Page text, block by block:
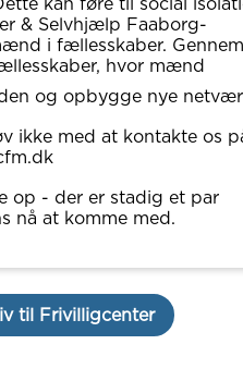
& Selvhjælp Faaborg-
i fællesskaber. Gennem
hvor mænd
og opbygge nye
ikke med at kontakte os
op - der er stadig et par
nå at komme med.
til Frivilligcenter